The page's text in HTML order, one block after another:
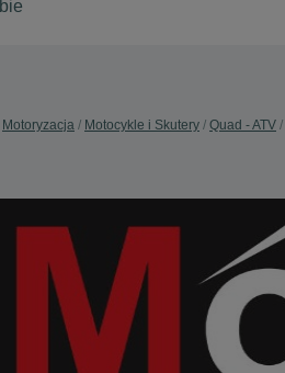
Motoryzacja Motocykle i Skutery Quad - ATV